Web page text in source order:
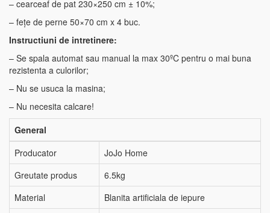
– cearceaf de pat 230×250 cm ± 10%;
– fețe de perne 50×70 cm x 4 buc.
Instructiuni de intretinere:
– Se spala automat sau manual la max 30ºC pentru o mai buna
rezistenta a culorilor;
– Nu se usuca la masina;
– Nu necesita calcare!
General
Producator
JoJo Home
Greutate produs
6.5kg
Material
Blanita artificiala de iepure